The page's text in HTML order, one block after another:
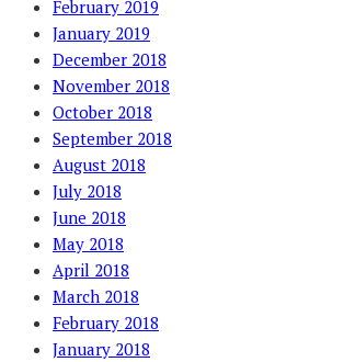
February 2019
January 2019
December 2018
November 2018
October 2018
September 2018
August 2018
July 2018
June 2018
May 2018
April 2018
March 2018
February 2018
January 2018